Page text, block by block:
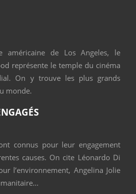
américaine de Los Angeles, le
représente le temple du cinéma
On y trouve les plus grands
monde.
connus pour leur engagement
causes. On cite Léonardo Di
l’environnement, Angelina Jolie